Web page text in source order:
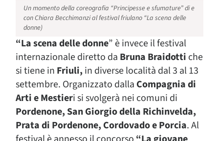
Un momento della coreografia “Principesse e sfumature” di e
con Chiara Becchimanzi al festival friulano “La scena delle
donne)
“La scena delle donne” è invece il festival
internazionale diretto da Bruna Braidotti che
si tiene in Friuli, in diverse località dal 3 al 13
settembre. Organizzato dalla Compagnia di
Arti e Mestieri si svolgerà nei comuni di
Pordenone, San Giorgio della Richinvelda,
Prata di Pordenone, Cordovado e Porcia. Al